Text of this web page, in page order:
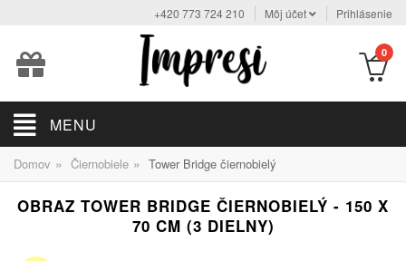
+420 773 724 210 Môj účet Prihlásenie
0
MENU
Domov » Čiernobiele » Tower Bridge čiernobielý
OBRAZ TOWER BRIDGE ČIERNOBIELÝ - 150 X
70 CM (3 DIELNY)